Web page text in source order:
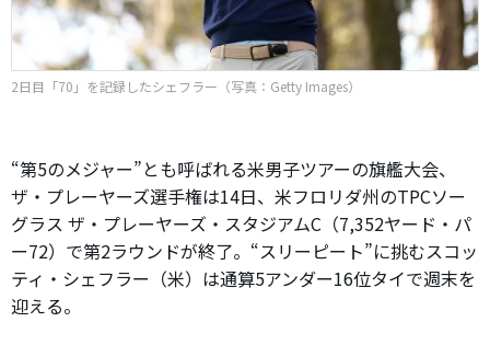
2日目「70」を記録したシェフラー（写真：Getty Images）
“第5のメジャー”とも呼ばれる米男子ツアーの旗艦大会、
ザ・プレーヤーズ選手権は14日、米フロリダ州のTPCソー
グラス ザ・プレーヤーズ・スタジアムC（7,352ヤード・パ
ー72）で第2ラウンドが終了。“スリーピート”に挑むスコッ
ティ・シェフラー（米）は通算5アンダー16位タイで週末を
迎える。